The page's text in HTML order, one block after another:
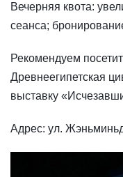
Вечерняя квота:
сеанса;
Рекомендуем
Древнеегипетская
выставку
Адрес: ул.